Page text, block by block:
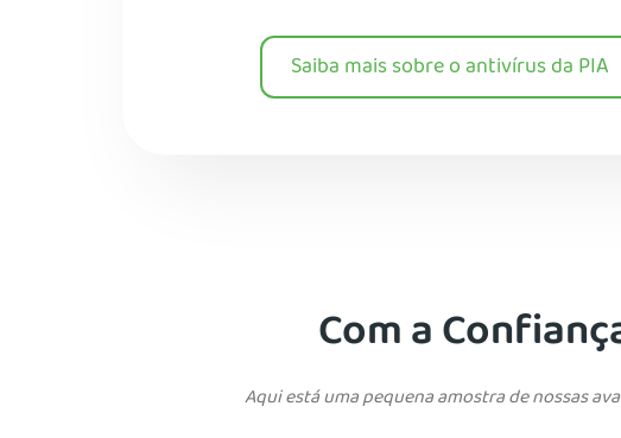
Saiba mais sobre o antivírus da PIA
Com a
Aqui está uma pequena amostra de nossas